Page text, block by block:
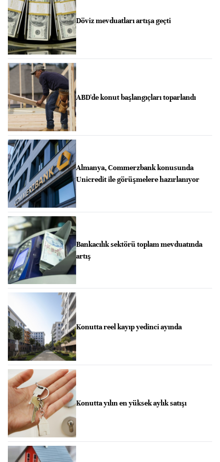
Döviz mevduatları artışa geçti
ABD'de konut başlangıçları toparlandı
Almanya, Commerzbank konusunda
Unicredit ile görüşmelere hazırlanıyor
Bankacılık sektörü toplam mevduatında
artış
Konutta reel kayıp yedinci ayında
Konutta yılın en yüksek aylık satışı